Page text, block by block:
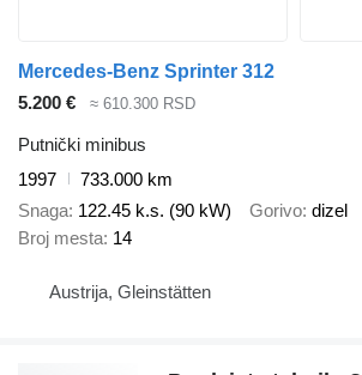
Mercedes-Benz Sprinter 312
5.200 €
≈ 610.300 RSD
Putnički minibus
1997
733.000 km
Snaga 122.45 k.s. (90 kW) Gorivo dizel
Broj mesta 14
Austrija, Gleinstätten